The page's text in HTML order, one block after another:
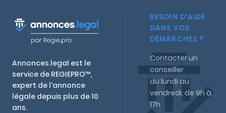
Annonces.legal est le
service de REGIEPRO™,
expert de l'annonce
légale depuis plus de 10
ans.
BESOIN D'AIDE
DANS VOS
DÉMARCHES ?
Contacter un
conseiller
du lundi au
vendredi, de 9h à
17h